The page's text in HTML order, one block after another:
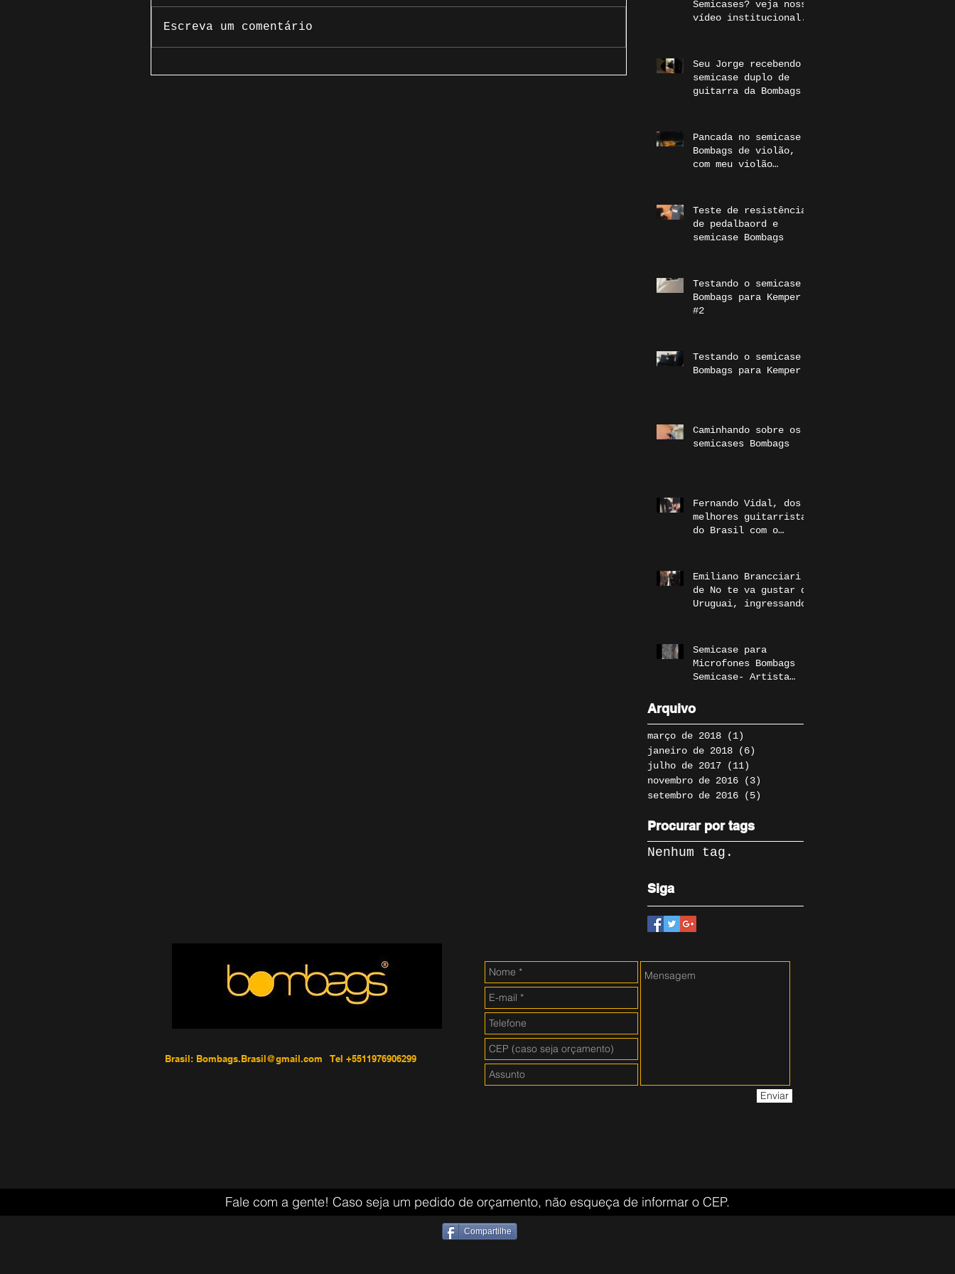
Escreva um comentário
Semicases? veja nosso
vídeo institucional.
Seu Jorge recebendo o
semicase duplo de
guitarra da Bombags
Pancada no semicase
Bombags de violão,
com meu violão
#Bombags
Teste de resistência
de pedalbaord e
semicase Bombags
Testando o semicase
Bombags para Kemper
#2
Testando o semicase
Bombags para Kemper
Caminhando sobre os
semicases Bombags
Fernando Vidal, dos
melhores guitarrista
do Brasil com o
Emiliano Brancciari
de No te va gustar do
Uruguai, ingressando
Semicase para
Microfones Bombags
Semicase- Artista
Arquivo
março de 2018 (1)
janeiro de 2018
(6)
julho de 2017
(11)
novembro de 2016
(3)
setembro de 2016
(5)
Procurar por tags
Nenhum tag.
Siga
Brasil: Bombags.Brasil@gmail.com Tel +5511976906299
Enviar
Fale com a gente! Caso seja um pedido de orçamento, não esqueça de informar o CEP.
Compartilhe